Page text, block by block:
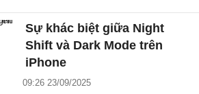
Sự khác biệt giữa Night
Shift và Dark Mode trên
iPhone
09:26 23/09/2025